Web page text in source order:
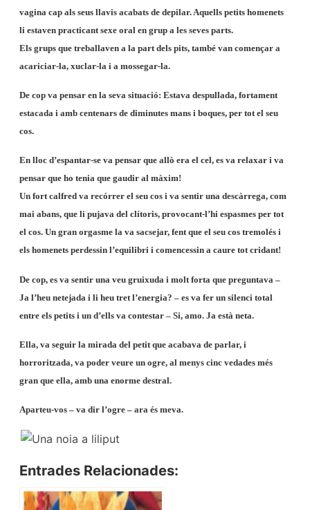
vagina cap als seus llavis acabats de depilar. Aquells petits homenets
li estaven practicant sexe oral en grup a les seves parts.
Els grups que treballaven a la part dels pits, també van començar a
acariciar-la, xuclar-la i a mossegar-la.
De cop va pensar en la seva situació: Estava despullada, fortament
estacada i amb centenars de diminutes mans i boques, per tot el seu
cos.
En lloc d’espantar-se va pensar que allò era el cel, es va relaxar i va
pensar que ho tenia que gaudir al màxim!
Un fort calfred va recórrer el seu cos i va sentir una descàrrega, com
mai abans, que li pujava del clítoris, provocant-l’hi espasmes per tot
el cos. Un gran orgasme la va sacsejar, fent que el seu cos tremolés i
els homenets perdessin l’equilibri i comencessin a caure tot cridant!
De cop, es va sentir una veu gruixuda i molt forta que preguntava –
Ja l’heu netejada i li heu tret l’energia? – es va fer un silenci total
entre els petits i un d’ells va contestar – Si, amo. Ja està neta.
Ella, va seguir la mirada del petit que acabava de parlar, i
horroritzada, va poder veure un ogre, al menys cinc vedades més
gran que ella, amb una enorme destral.
Aparteu-vos – va dir l’ogre – ara és meva.
Entrades Relacionades: